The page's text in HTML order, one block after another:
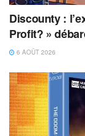
Discounty :
Profit? »
6 AOÛT 2026